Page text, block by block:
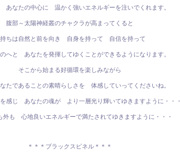
あなたの中心に 温かく強いエネルギーを注いでくれます。
腹部～太陽神経叢のチャクラが高まってくると
ちは自然と前を向き 自身を持って 自信を持って
へと あなたを発揮してゆくことができるようになります。
そこから始まる好循環を楽しみながら
たであることの素晴らしさを 体感していってくださいね。
感じ あなたの魂が より一層光り輝いてゆきますように・・・
外も 心地良いエネルギーで満たされてゆきますように・・・
＊＊＊ブラックスピネル＊＊＊